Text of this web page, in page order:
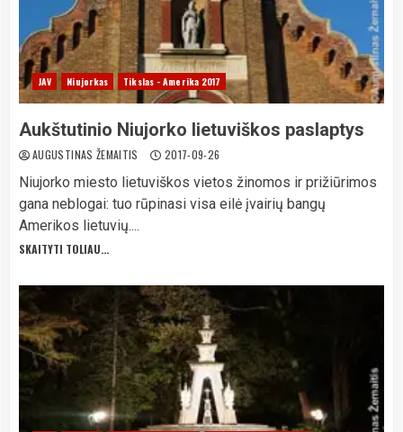
JAV Niujorkas Tikslas - Amerika 2017
Aukštutinio Niujorko lietuviškos paslaptys
AUGUSTINAS ŽEMAITIS 2017-09-26
Niujorko miesto lietuviškos vietos žinomos ir prižiūrimos
gana neblogai: tuo rūpinasi visa eilė įvairių bangų
Amerikos lietuvių....
SKAITYTI TOLIAU...